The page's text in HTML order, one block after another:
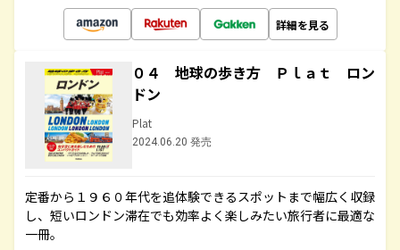
詳細を見る
０４ 地球の歩き方 Ｐｌａｔ ロン
ドン
Plat
2024.06.20 発売
定番から１９６０年代を追体験できるスポットまで幅広く収録
し、短いロンドン滞在でも効率よく楽しみたい旅行者に最適な
一冊。